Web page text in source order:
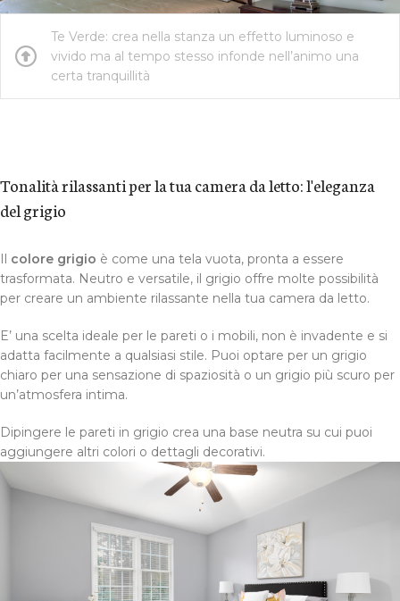
Te Verde: crea nella stanza un effetto luminoso e
vivido ma al tempo stesso infonde nell’animo una
certa tranquillità
Tonalità rilassanti per la tua camera da letto: l'eleganza
del grigio
Il colore grigio è come una tela vuota, pronta a essere
trasformata. Neutro e versatile, il grigio offre molte possibilità
per creare un ambiente rilassante nella tua camera da letto.
E’ una scelta ideale per le pareti o i mobili, non è invadente e si
adatta facilmente a qualsiasi stile. Puoi optare per un grigio
chiaro per una sensazione di spaziosità o un grigio più scuro per
un’atmosfera intima.
Dipingere le pareti in grigio crea una base neutra su cui puoi
aggiungere altri colori o dettagli decorativi.